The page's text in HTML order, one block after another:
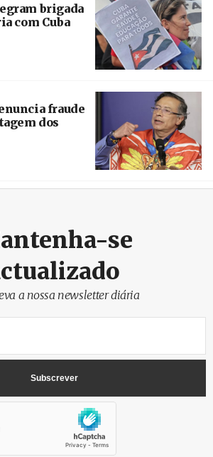
brigada
com Cuba
fraude
dos
se
a nossa newsletter diária